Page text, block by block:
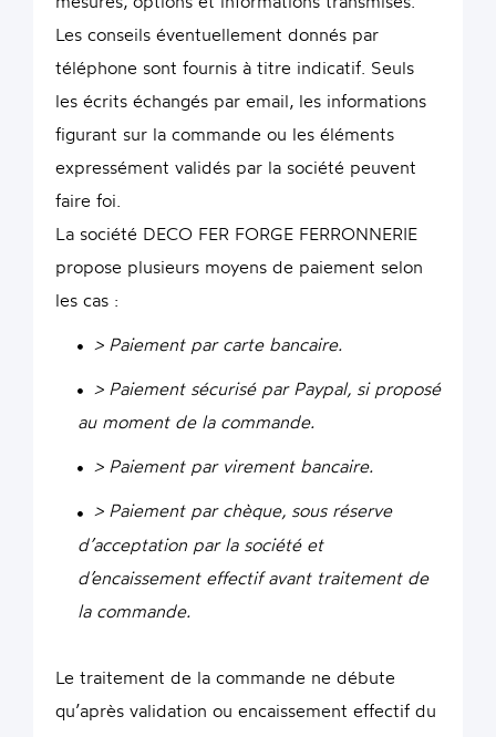
Les conseils éventuellement donnés par
téléphone sont fournis à titre indicatif. Seuls
les écrits échangés par email, les informations
figurant sur la commande ou les éléments
expressément validés par la société peuvent
faire foi.
La société DECO FER FORGE FERRONNERIE
propose plusieurs moyens de paiement selon
les cas :
> Paiement par carte bancaire.
> Paiement sécurisé par Paypal, si proposé
au moment de la commande.
> Paiement par virement bancaire.
> Paiement par chèque, sous réserve
d’acceptation par la société et
d’encaissement effectif avant traitement de
la commande.
Le traitement de la commande ne débute
qu’après validation ou encaissement effectif du